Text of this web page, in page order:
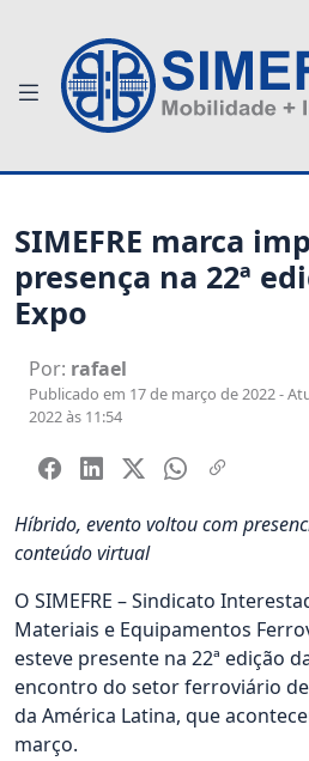
SIMEFRE marca
presença na 22ª
Expo
Por: rafael
Publicado em 17 de março de 2022 -
2022 às 11:54
Híbrido, evento voltou com
conteúdo virtual
O SIMEFRE – Sindicato
Materiais e Equipamentos
esteve presente na 22ª edição
encontro do setor ferroviário
da América Latina, que
março.